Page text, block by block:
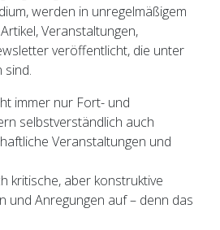
werden in unregelmäßigem
Veranstaltungen,
veröffentlicht, die unter
sind.
immer nur Fort- und
selbstverständlich auch
Veranstaltungen und
kritische, aber konstruktive
und Anregungen auf – denn das